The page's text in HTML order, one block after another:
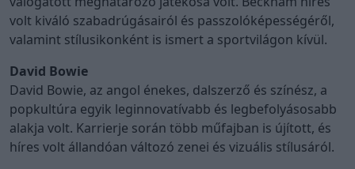
volt kiváló szabadrúgásairól és passzolóképességéről,
valamint stílusikonként is ismert a sportvilágon kívül.
David Bowie
David Bowie, az angol énekes, dalszerző és színész, a
popkultúra egyik leginnovatívabb és legbefolyásosabb
alakja volt. Karrierje során több műfajban is újított, és
híres volt állandóan változó zenei és vizuális stílusáról.